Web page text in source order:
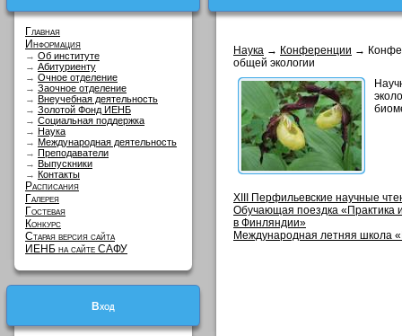
Главная
Информация
→ Об институте
→ Абитуриенту
→ Очное отделение
→ Заочное отделение
→ Внеучебная деятельность
→ Золотой Фонд ИЕНБ
→ Социальная поддержка
→ Наука
→ Международная деятельность
→ Преподаватели
→ Выпускники
→ Контакты
Расписания
Галерея
Гостевая
Конкурс
Старая версия сайта
ИЕНБ на сайте САФУ
Вход
Наука → Конференции →
общей экологии
XIII Перфильевские научные
Обучающая поездка «Практика
в Финляндии»
Международная летняя школа